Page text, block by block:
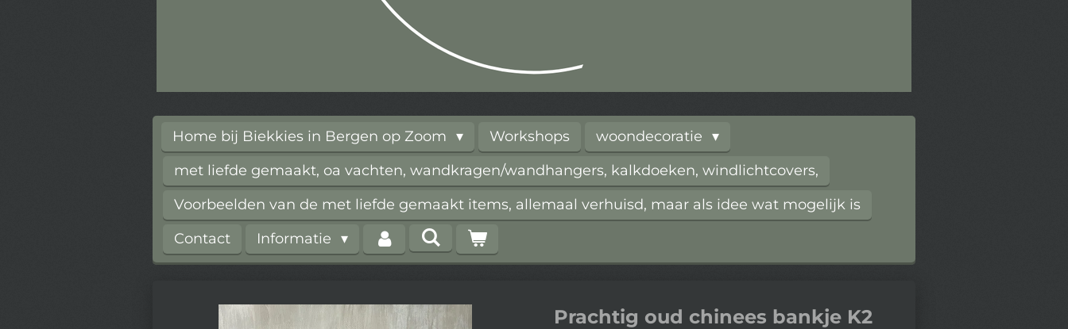
Home bij Biekkies in Bergen op Zoom Workshops
woondecoratie
met liefde gemaakt, oa vachten, wandkragen/wandhangers, kalkdoeken, windlichtcovers,
Voorbeelden van de met liefde gemaakt items, allemaal verhuisd, maar als idee wat mogelijk is
Contact
Informatie
Prachtig oud chinees bankje K2